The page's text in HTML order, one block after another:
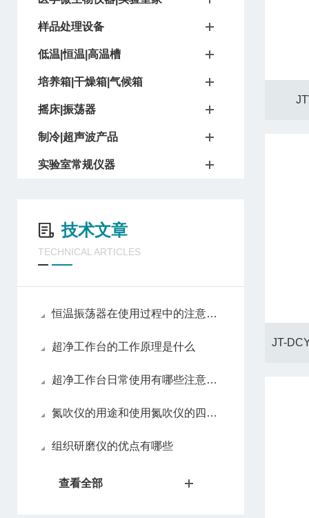
样品处理设备
低温|恒温|高温槽
培养箱|干燥箱|气候箱
摇床|振荡器
制冷|超声波产品
实验室常规仪器
技术文章
TECHNICAL ARTICLES
恒温振荡器在使用过程中的注意事项
超净工作台的工作原理是什么
超净工作台日常使用有哪些注意事项
氮吹仪的用途和使用氮吹仪的四大优势
组织研磨仪的优点有哪些
查看全部